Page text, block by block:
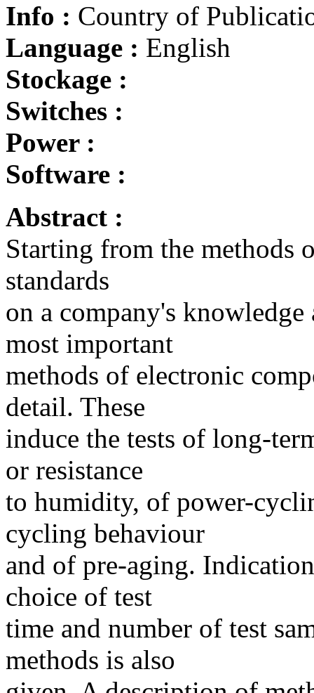
Info : Country of
Language : English
Stockage :
Switches :
Power :
Software :
Abstract :
Starting from the methods
standards
on a company's
most important
methods of electronic
detail. These
induce the tests of long-
or resistance
to humidity, of power-
cycling behaviour
and of pre-aging.
choice of test
time and number of test
methods is also